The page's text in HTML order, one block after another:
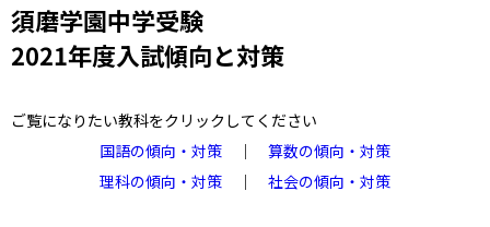
須磨学園中学受験
2021年度入試傾向と対策
ご覧になりたい教科をクリックしてください
国語の傾向・対策 ｜ 算数の傾向・対策
理科の傾向・対策 ｜ 社会の傾向・対策